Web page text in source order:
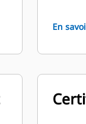
En